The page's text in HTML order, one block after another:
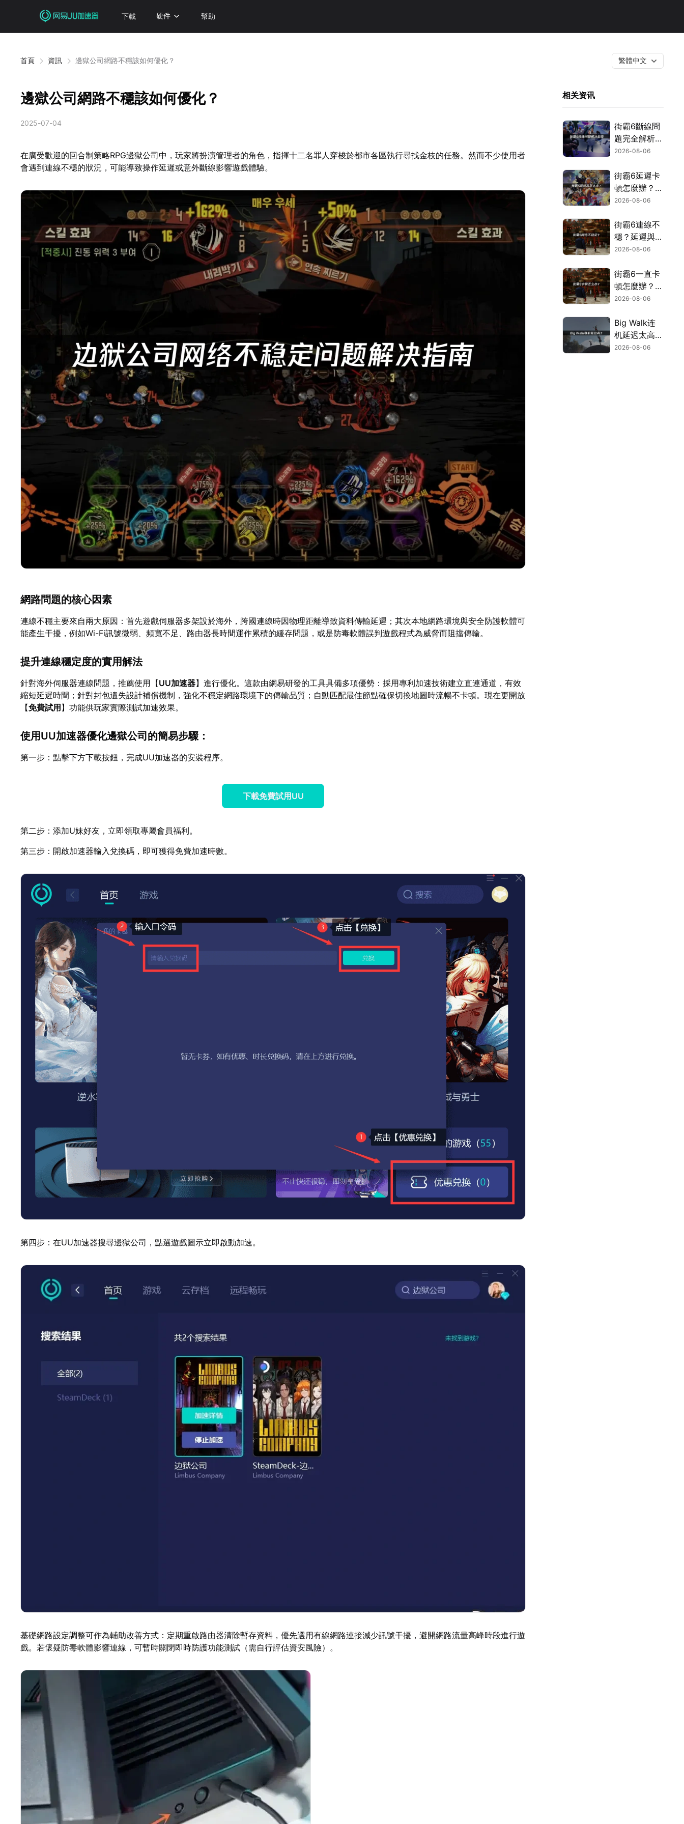
下載 硬件 幫助
首頁 資訊 邊獄公司網路不穩該如何優化？ 繁體中文
邊獄公司網路不穩該如何優化？
2025-07-04
在廣受歡迎的回合制策略RPG邊獄公司中，玩家將扮演管理者的角色，指揮十二名罪人穿梭於都市各區執行尋找金枝的任務。然而不少使用者
會遇到連線不穩的狀況，可能導致操作延遲或意外斷線影響遊戲體驗。
網路問題的核心因素
連線不穩主要來自兩大原因：首先遊戲伺服器多架設於海外，跨國連線時因物理距離導致資料傳輸延遲；其次本地網路環境與安全防護軟體可
能產生干擾，例如Wi-Fi訊號微弱、頻寬不足、路由器長時間運作累積的緩存問題，或是防毒軟體誤判遊戲程式為威脅而阻擋傳輸。
提升連線穩定度的實用解法
針對海外伺服器連線問題，推薦使用【UU加速器】進行優化。這款由網易研發的工具具備多項優勢：採用專利加速技術建立直連通道，有效
縮短延遲時間；針對封包遺失設計補償機制，強化不穩定網路環境下的傳輸品質；自動匹配最佳節點確保切換地圖時流暢不卡頓。現在更開放
【免費試用 】功能供玩家實際測試加速效果。
使用UU加速器優化邊獄公司的簡易步驟：
第一步：點擊下方下載按鈕，完成UU加速器的安裝程序。
下載免費試用UU
第二步：添加U妹好友，立即領取專屬會員福利。
第三步：開啟加速器輸入兌換碼，即可獲得免費加速時數。
第四步：在UU加速器搜尋邊獄公司，點選遊戲圖示立即啟動加速。
基礎網路設定調整可作為輔助改善方式：定期重啟路由器清除暫存資料，優先選用有線網路連接減少訊號干擾，避開網路流量高峰時段進行遊
戲。若懷疑防毒軟體影響連線，可暫時關閉即時防護功能測試（需自行評估資安風險）。
相关资讯
街霸6斷線問
題完全解析：
從成因到網路
略！
2026-08-06
街霸6延遲卡
頓怎麼辦？三
大成因與改善
2026-08-06
街霸6連線不
穩？延遲與斷
線問題的完整
2026-08-06
街霸6一直卡
頓怎麼辦？網
路優化這樣解
2026-08-06
Big Walk连
机延迟太高？
快速排除多人
2026-08-06